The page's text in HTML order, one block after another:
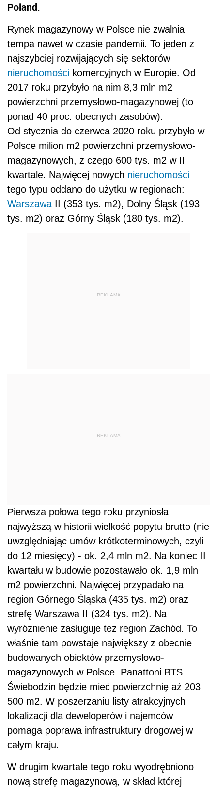
Poland.
Rynek magazynowy w Polsce nie zwalnia
tempa nawet w czasie pandemii. To jeden z
najszybciej rozwijających się sektorów
nieruchomości komercyjnych w Europie. Od
2017 roku przybyło na nim 8,3 mln m2
powierzchni przemysłowo-magazynowej (to
ponad 40 proc. obecnych zasobów).
Od stycznia do czerwca 2020 roku przybyło w
Polsce milion m2 powierzchni przemysłowo-
magazynowych, z czego 600 tys. m2 w II
kwartale. Najwięcej nowych nieruchomości
tego typu oddano do użytku w regionach:
Warszawa II (353 tys. m2), Dolny Śląsk (193
tys. m2) oraz Górny Śląsk (180 tys. m2).
REKLAMA
REKLAMA
Pierwsza połowa tego roku przyniosła
najwyższą w historii wielkość popytu brutto (nie
uwzględniając umów krótkoterminowych, czyli
do 12 miesięcy) - ok. 2,4 mln m2. Na koniec II
kwartału w budowie pozostawało ok. 1,9 mln
m2 powierzchni. Najwięcej przypadało na
region Górnego Śląska (435 tys. m2) oraz
strefę Warszawa II (324 tys. m2). Na
wyróżnienie zasługuje też region Zachód. To
właśnie tam powstaje największy z obecnie
budowanych obiektów przemysłowo-
magazynowych w Polsce. Panattoni BTS
Świebodzin będzie mieć powierzchnię aż 203
500 m2. W poszerzaniu listy atrakcyjnych
lokalizacji dla deweloperów i najemców
pomaga poprawa infrastruktury drogowej w
całym kraju.
W drugim kwartale tego roku wyodrębniono
nową strefę magazynową, w skład której